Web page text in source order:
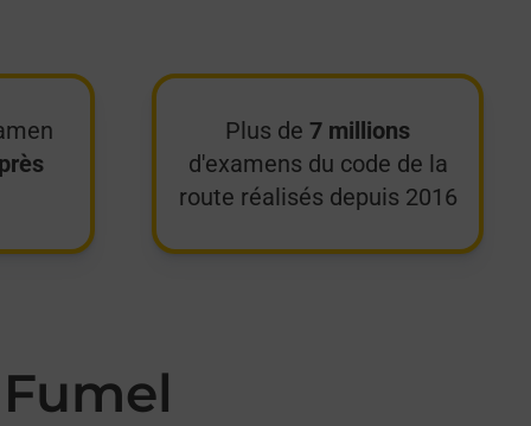
Plus de 7 millions
d'examens du code de la
route réalisés depuis 2016